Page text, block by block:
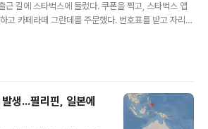
제작했다. 2024년 KLPGA
를 포함 총 73개의 대회가
, 올해 KPGA나 KLPGA 준
근 길에 스타벅스에 들렀다. 쿠폰을 찍고, 스타벅스 앱
고 카페라떼 그란데를 주문했다. 번호표를 받고 자리에
?" 라고 물었고, 직원은 담담하게 "아메리카노로 잘못
시스템오류라며 앱이 작동하지 않는다. 2~3번을 해도
켜지지 않는 화면을 직원에게 보여줬더니 자신의 핸드
되는데요?'라고 답하고 ..
생...필리핀, 일본에